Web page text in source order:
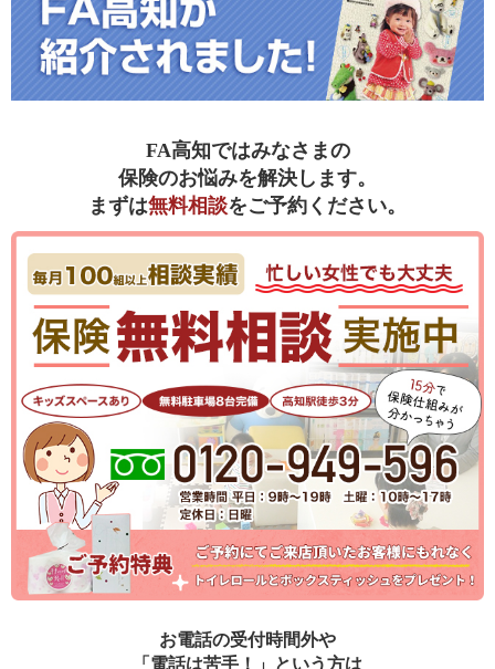
FA高知ではみなさまの
保険のお悩みを解決します。
まずは無料相談をご予約ください。
お電話の受付時間外や
「電話は苦手！」という方は